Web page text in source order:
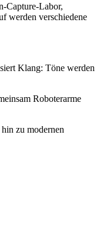
Capture-Labor,
werden verschiedene
Klang: Töne werden
Roboterarme
zu modernen